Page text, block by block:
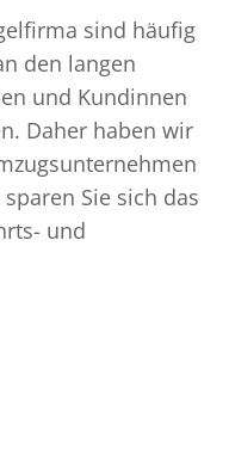
sind häufig
den langen
und Kundinnen
Daher haben wir
Sie sich das
und